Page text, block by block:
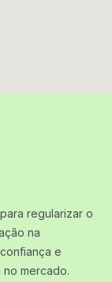
regularizar o
na
e
mercado.